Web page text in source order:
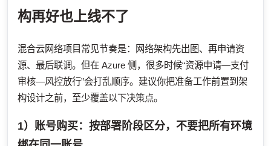
构再好也上线不了
混合云网络项目常见节奏是：网络架构先出图、再申请资
源、最后联调。但在 Azure 侧，很多时候“资源申请—支付
审核—风控放行”会打乱顺序。建议你把准备工作前置到架
构设计之前，至少覆盖以下决策点。
1）账号购买：按部署阶段区分，不要把所有环境